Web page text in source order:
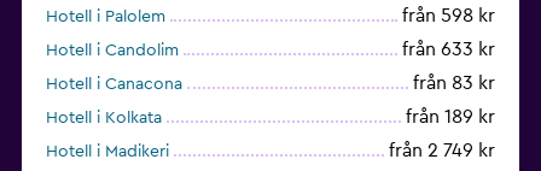
Hotell i Palolem från 598 kr
Hotell i Candolim från 633 kr
Hotell i Canacona från 83 kr
Hotell i Kolkata från 189 kr
Hotell i Madikeri från 2 749 kr